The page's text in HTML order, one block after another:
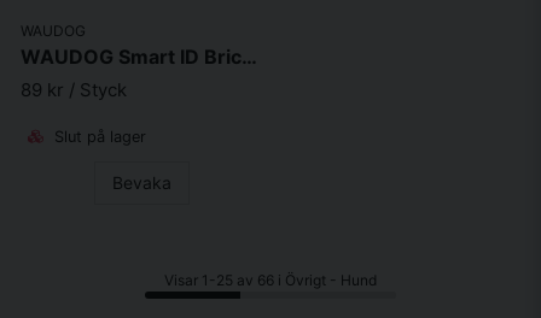
WAUDOG
WAUDOG Smart ID Bricka för Hund & Katt Superman is hero Ben 40mm
89 kr / Styck
Slut på lager
Bevaka
Visar 1-25 av 66 i Övrigt - Hund